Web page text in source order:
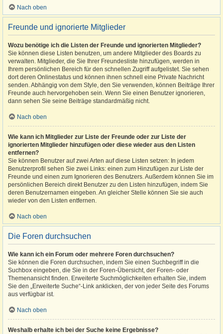
Nach oben
Freunde und ignorierte Mitglieder
Wozu benötige ich die Listen der Freunde und ignorierten Mitglieder?
Sie können diese Listen benutzen, um andere Mitglieder des Boards zu
verwalten. Mitglieder, die Sie Ihrer Freundesliste hinzufügen, werden in
Ihrem persönlichen Bereich für den schnellen Zugriff aufgelistet. Sie sehen
dort deren Onlinestatus und können ihnen schnell eine Private Nachricht
senden. Abhängig von dem Style, den Sie verwenden, können Beiträge Ihrer
Freunde auch hervorgehoben sein. Wenn Sie einen Benutzer ignorieren,
dann sehen Sie seine Beiträge standardmäßig nicht.
Nach oben
Wie kann ich Mitglieder zur Liste der Freunde oder zur Liste der
ignorierten Mitglieder hinzufügen oder diese wieder aus den Listen
entfernen?
Sie können Benutzer auf zwei Arten auf diese Listen setzen: In jedem
Benutzerprofil sehen Sie zwei Links: einen zum Hinzufügen zur Liste der
Freunde und einen zum Ignorieren des Benutzers. Außerdem können Sie im
persönlichen Bereich direkt Benutzer zu den Listen hinzufügen, indem Sie
deren Benutzernamen eingeben. An gleicher Stelle können Sie sie auch
wieder von den Listen entfernen.
Nach oben
Die Foren durchsuchen
Wie kann ich ein Forum oder mehrere Foren durchsuchen?
Sie können die Foren durchsuchen, indem Sie einen Suchbegriff in die
Suchbox eingeben, die Sie in der Foren-Übersicht, der Foren- oder
Themenansicht finden. Erweiterte Suchmöglichkeiten erhalten Sie, indem
Sie den „Erweiterte Suche“-Link anklicken, der von jeder Seite des Forums
aus verfügbar ist.
Nach oben
Weshalb erhalte ich bei der Suche keine Ergebnisse?